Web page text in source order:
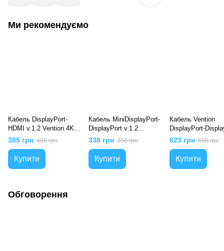
Ми рекомендуємо
Кабель DisplayPort-
HDMI v.1.2 Vention 4K
2K 30Hz 21.6Gbps, 1m
385 грн 406 грн
Купити
Кабель MiniDisplayPort-
DisplayPort v.1.2
Vention 4K 2K 60Hz
21.6Gbps, 1.5m
338 грн 356 грн
Купити
Кабель Vention
DisplayPort-
v1.2 4K 60Hz 2K
1080P 240Hz
PVC, 5m
623 грн 656 грн
Купити
Обговорення